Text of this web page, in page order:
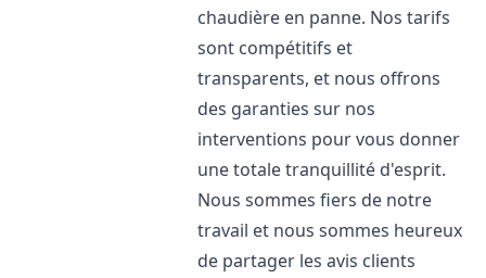
chaudière en panne. Nos tarifs
sont compétitifs et
transparents, et nous offrons
des garanties sur nos
interventions pour vous donner
une totale tranquillité d'esprit.
Nous sommes fiers de notre
travail et nous sommes heureux
de partager les avis clients